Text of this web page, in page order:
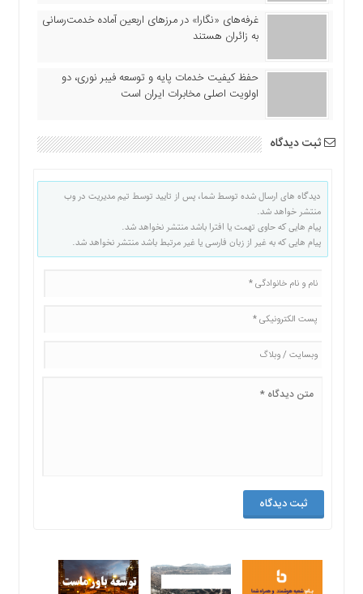
غرفه‌های «نگارا» در مرزهای اربعین آماده خدمت‌رسانی
به زائران هستند
حفظ کیفیت خدمات پایه و توسعه فیبر نوری، دو
اولویت اصلی مخابرات ایران است
ثبت دیدگاه
دیدگاه های ارسال شده توسط شما، پس از تایید توسط تیم مدیریت در وب
منتشر خواهد شد.
پیام هایی که حاوی تهمت یا افترا باشد منتشر نخواهد شد.
پیام هایی که به غیر از زبان فارسی یا غیر مرتبط باشد منتشر نخواهد شد.